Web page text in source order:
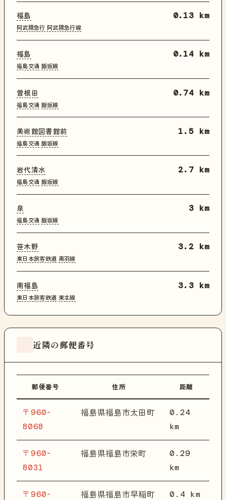
福島
阿武隈急行 阿武隈急行線
0.13 km
福島
福島交通 飯坂線
0.14 km
曽根田
福島交通 飯坂線
0.74 km
美術館図書館前
福島交通 飯坂線
1.5 km
岩代清水
福島交通 飯坂線
2.7 km
泉
福島交通 飯坂線
3 km
笹木野
東日本旅客鉄道 奥羽線
3.2 km
南福島
東日本旅客鉄道 東北線
3.3 km
近隣の郵便番号
郵便番号 住所 距離
〒960-
8068
福島県福島市太田町
0.24
km
〒960-
8031
福島県福島市栄町
0.29
km
〒960- 福島県福島市早稲町 0.4 km